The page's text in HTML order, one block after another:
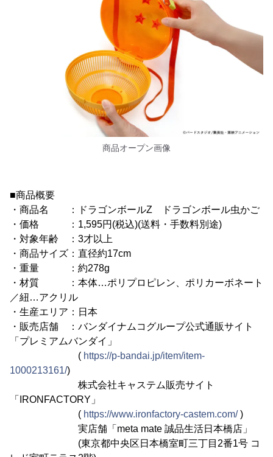
商品オープン画像
■商品概要
・商品名 ：ドラゴンボールZ ドラゴンボール虫かご
・価格 ：1,595円(税込)(送料・手数料別途)
・対象年齢 ：3才以上
・商品サイズ：直径約17cm
・重量 ：約278g
・材質 ：本体…ポリプロピレン、ポリカーボネート
／紐…アクリル
・生産エリア：日本
・販売店舗 ：バンダイナムコグループ公式通販サイト
「プレミアムバンダイ」
( https://p-bandai.jp/item/item-
1000213161/)
株式会社キャステム販売サイト
「IRONFACTORY」
( https://www.ironfactory-castem.com/)
実店舗「meta mate 誠品生活日本橋店」
(東京都中央区日本橋室町三丁目2番1号 コ